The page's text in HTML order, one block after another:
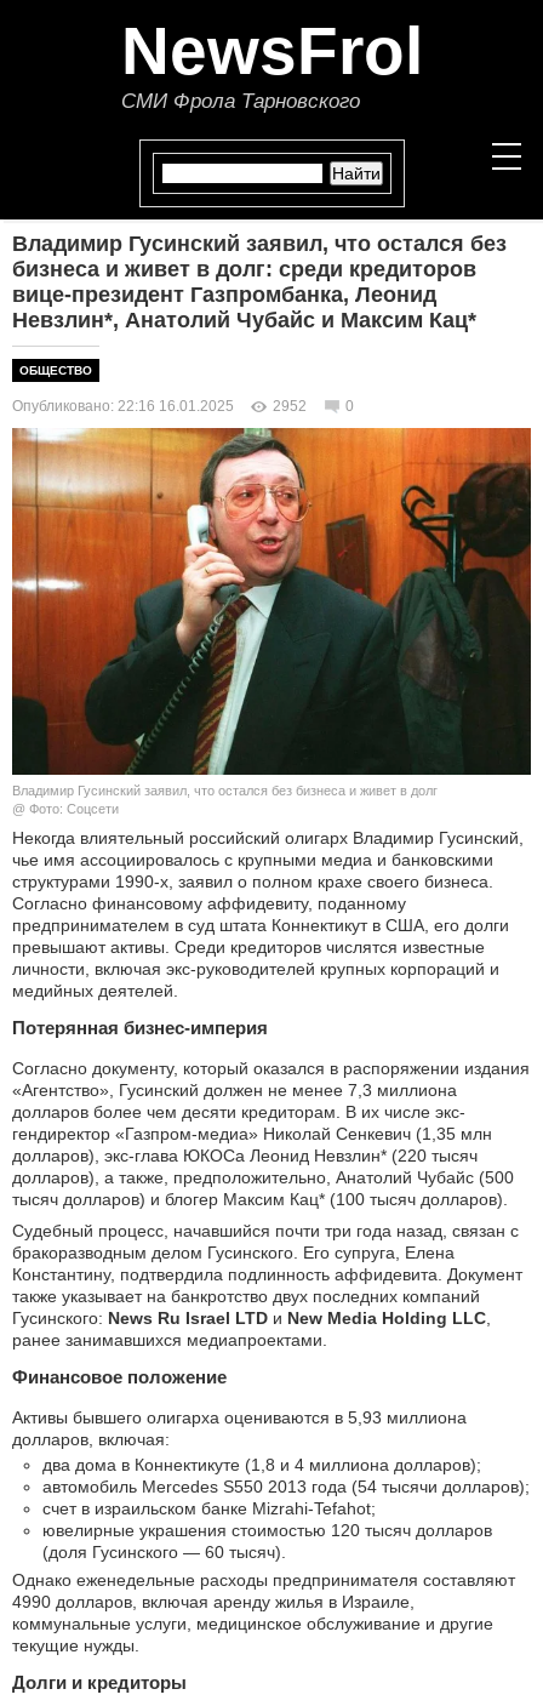
NewsFrol
СМИ Фрола Тарновского
НОВОСТИ
СТАТЬИ
ЭКОНОМИКА
В МИРЕ
ОБЩЕСТВО
КУЛЬТУРА
НАУКА
СПОРТ
ШОУ-БИЗНЕС
ЭГОИЗМ
БЛОГ
Владимир Гусинский заявил, что остался без
бизнеса и живет в долг: среди кредиторов
вице-президент Газпромбанка, Леонид
Невзлин*, Анатолий Чубайс и Максим Кац*
ОБЩЕСТВО
Опубликовано: 22:16 16.01.2025 2952 0
Владимир Гусинский заявил, что остался без бизнеса и живет в долг
@ Фото: Соцсети
Некогда влиятельный российский олигарх Владимир Гусинский,
чье имя ассоциировалось с крупными медиа и банковскими
структурами 1990-х, заявил о полном крахе своего бизнеса.
Согласно финансовому аффидевиту, поданному
предпринимателем в суд штата Коннектикут в США, его долги
превышают активы. Среди кредиторов числятся известные
личности, включая экс-руководителей крупных корпораций и
медийных деятелей.
Потерянная бизнес-империя
Согласно документу, который оказался в распоряжении издания
«Агентство», Гусинский должен не менее 7,3 миллиона
долларов более чем десяти кредиторам. В их числе экс-
гендиректор «Газпром-медиа» Николай Сенкевич (1,35 млн
долларов), экс-глава ЮКОСа Леонид Невзлин* (220 тысяч
долларов), а также, предположительно, Анатолий Чубайс (500
тысяч долларов) и блогер Максим Кац* (100 тысяч долларов).
Судебный процесс, начавшийся почти три года назад, связан с
бракоразводным делом Гусинского. Его супруга, Елена
Константину, подтвердила подлинность аффидевита. Документ
также указывает на банкротство двух последних компаний
Гусинского: News Ru Israel LTD и New Media Holding LLC,
ранее занимавшихся медиапроектами.
Финансовое положение
Активы бывшего олигарха оцениваются в 5,93 миллиона
долларов, включая:
два дома в Коннектикуте (1,8 и 4 миллиона долларов);
автомобиль Mercedes S550 2013 года (54 тысячи долларов);
счет в израильском банке Mizrahi-Tefahot;
ювелирные украшения стоимостью 120 тысяч долларов
(доля Гусинского — 60 тысяч).
Однако еженедельные расходы предпринимателя составляют
4990 долларов, включая аренду жилья в Израиле,
коммунальные услуги, медицинское обслуживание и другие
текущие нужды.
Долги и кредиторы